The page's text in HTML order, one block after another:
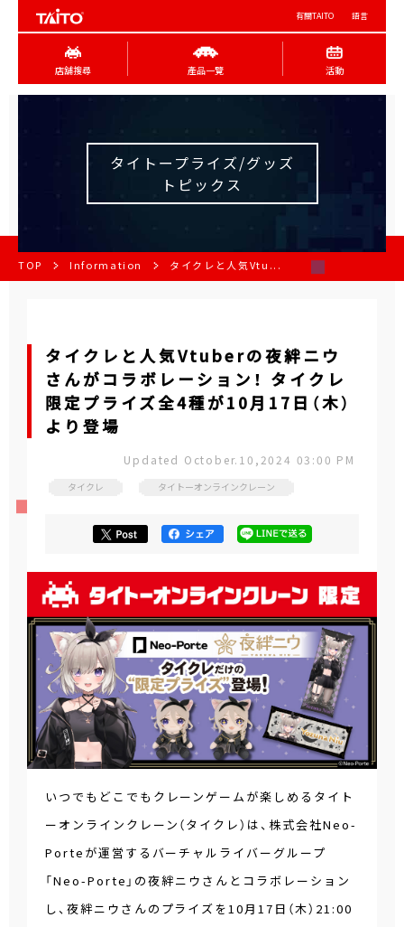
有關TAITO 語言
店舖搜尋 產品一覽 活動
タイトープライズ/グッズ
トピックス
TOP Information タイクレと人気Vtu...
タイクレと人気Vtuberの夜絆ニウ
さんがコラボレーション！ タイクレ
限定プライズ全4種が10月17日（木）
より登場
Updated October.10,2024 03:00 PM
タイクレ タイトーオンラインクレーン
いつでもどこでもクレーンゲームが楽しめるタイト
ーオンラインクレーン（タイクレ）は、株式会社Neo-
Porteが運営するバーチャルライバーグループ
「Neo-Porte」の夜絆ニウさんとコラボレーション
し、夜絆ニウさんのプライズを10月17日（木）21:00